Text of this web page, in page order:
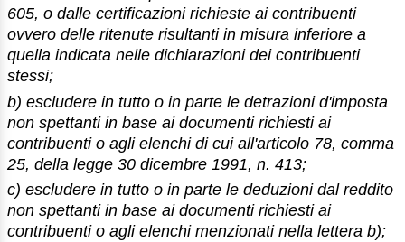
605, o dalle certificazioni richieste ai contribuenti
ovvero delle ritenute risultanti in misura inferiore a
quella indicata nelle dichiarazioni dei contribuenti
stessi;
b) escludere in tutto o in parte le detrazioni d'imposta
non spettanti in base ai documenti richiesti ai
contribuenti o agli elenchi di cui all'articolo 78, comma
25, della legge 30 dicembre 1991, n. 413;
c) escludere in tutto o in parte le deduzioni dal reddito
non spettanti in base ai documenti richiesti ai
contribuenti o agli elenchi menzionati nella lettera b);